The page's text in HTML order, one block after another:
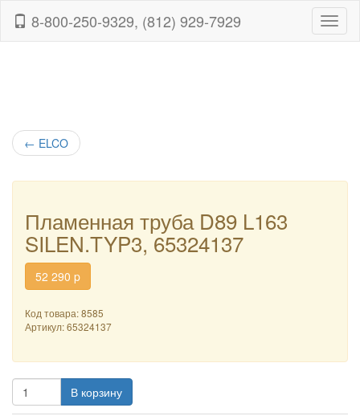
8-800-250-9329, (812) 929-7929
← ELCO
Пламенная труба D89 L163
SILEN.TYP3, 65324137
52 290 p
Код товара: 8585
Артикул:65324137
В корзину